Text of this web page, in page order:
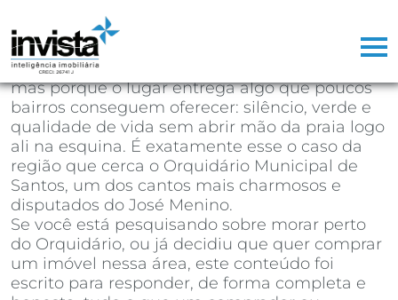
corretor de imóveis na Baixada Santista,
aprendi que existem regiões que vendem
sozinhas. Não porque o marketing seja bom,
mas porque o lugar entrega algo que poucos
bairros conseguem oferecer: silêncio, verde e
qualidade de vida sem abrir mão da praia logo
ali na esquina. É exatamente esse o caso da
região que cerca o Orquidário Municipal de
Santos, um dos cantos mais charmosos e
disputados do José Menino.
Se você está pesquisando sobre morar perto
do Orquidário, ou já decidiu que quer comprar
um imóvel nessa área, este conteúdo foi
escrito para responder, de forma completa e